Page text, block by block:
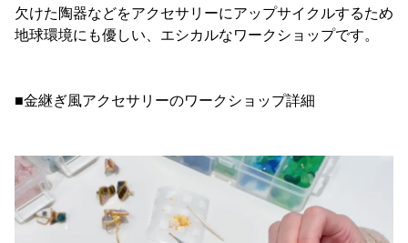
欠けた陶器などをアクセサリーにアップサイクルするため
地球環境にも優しい、エシカルなワークショップです。
■金継ぎ風アクセサリーのワークショップ詳細